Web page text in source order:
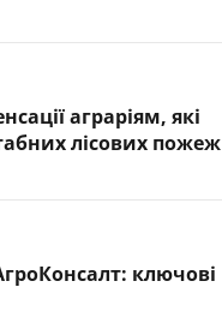
аграріям, які
лісових пожеж
ключові